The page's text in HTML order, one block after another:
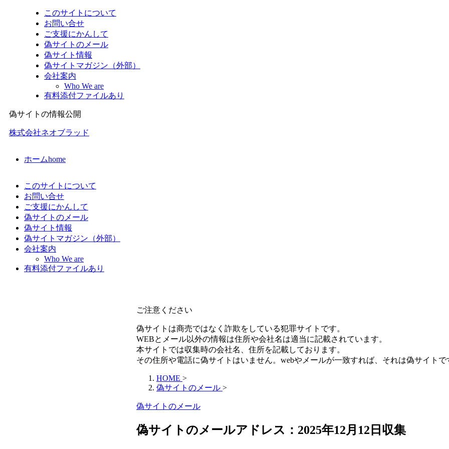
このサイトについて
お問い合せ
ご支援にかんして
偽サイトのメール
偽サイト情報
偽サイトマガジン（外部）
会社案内
Who We are
有料添付ファイルあり
偽サイトの情報公開
株式会社ネオブラッド
ホームhome
このサイトについて
お問い合せ
ご支援にかんして
偽サイトのメール
偽サイト情報
偽サイトマガジン（外部）
会社案内
Who We are
有料添付ファイルあり
ご注意ください
偽サイトは商売ではなく詐欺をしている犯罪サイトです。
WEBとメール以外の情報は住所や会社名は適当に記載されています。
本サイトでは収集時の会社名、住所を記載しております。
その住所や電話に偽サイトはいません。webやメールが一致すれば、それは偽サイトで
HOME >
偽サイトのメール >
偽サイトのメール
偽サイトのメールアドレス：2025年12月12日収集